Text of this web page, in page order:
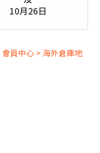
10月26日
會員中心 > 海外倉庫地